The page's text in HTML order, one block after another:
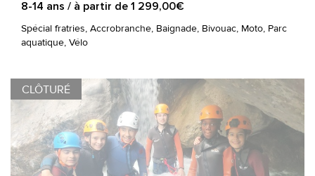
8-14 ans / à partir de 1 299,00€
Spécial fratries, Accrobranche, Baignade, Bivouac, Moto, Parc
aquatique, Vélo
CLÔTURÉ